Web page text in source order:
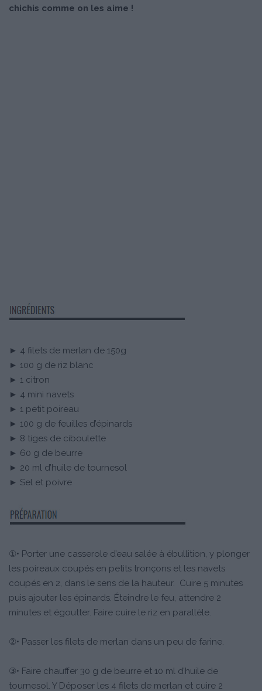
chichis comme on les aime !
► 4 filets de merlan de 150g
► 100 g de riz blanc
► 1 citron
► 4 mini navets
► 1 petit poireau
► 100 g de feuilles d’épinards
► 8 tiges de ciboulette
► 60 g de beurre
► 20 ml d’huile de tournesol
► Sel et poivre
①• Porter une casserole d’eau salée à ébullition, y plonger
les poireaux coupés en petits tronçons et les navets
coupés en 2, dans le sens de la hauteur. Cuire 5 minutes
puis ajouter les épinards. Éteindre le feu, attendre 2
minutes et égoutter. Faire cuire le riz en parallèle.
②• Passer les filets de merlan dans un peu de farine.
③• Faire chauffer 30 g de beurre et 10 ml d’huile de
tournesol. Y Déposer les 4 filets de merlan et cuire 2